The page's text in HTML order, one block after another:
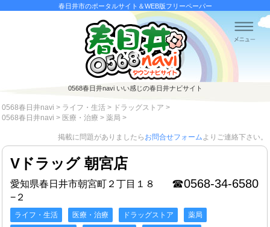
春日井市のポータルサイト＆WEB版フリーペーパー
0568春日井naviいい感じの春日井ナビサイト
0568春日井navi > ライフ・生活 > ドラッグストア >
0568春日井navi > 医療・治療 > 薬局 >
掲載に問題がありましたら お問合せフォームよりご連絡下さい。
Vドラッグ 朝宮店
☎0568-34-6580
愛知県春日井市朝宮町２丁目１８
−２
ライフ・生活 医療・治療 ドラッグストア
薬局